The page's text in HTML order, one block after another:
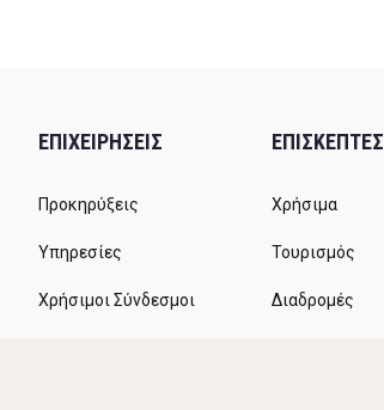
ΕΠΙΧΕΙΡΗΣΕΙΣ
Προκηρύξεις
Υπηρεσίες
Χρήσιμοι Σύνδεσμοι
ΕΠΙΣΚΕΠΤΕΣ
Χρήσιμα
Τουρισμός
Διαδρομές